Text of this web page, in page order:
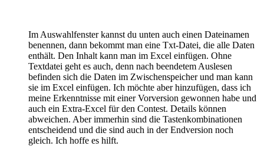
Im Auswahlfenster kannst du unten auch einen Dateinamen
benennen, dann bekommt man eine Txt-Datei, die alle Daten
enthält. Den Inhalt kann man im Excel einfügen. Ohne
Textdatei geht es auch, denn nach beendetem Auslesen
befinden sich die Daten im Zwischenspeicher und man kann
sie im Excel einfügen. Ich möchte aber hinzufügen, dass ich
meine Erkenntnisse mit einer Vorversion gewonnen habe und
auch ein Extra-Excel für den Contest. Details können
abweichen. Aber immerhin sind die Tastenkombinationen
entscheidend und die sind auch in der Endversion noch
gleich. Ich hoffe es hilft.